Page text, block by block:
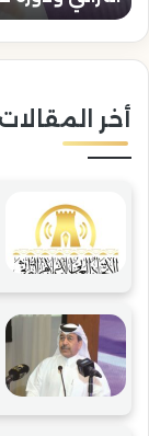
حماية
الحرف
التقليدية
أخر المقالات